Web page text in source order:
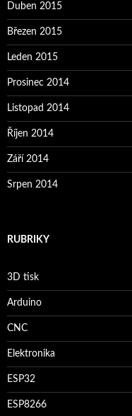
Duben 2015
Březen 2015
Leden 2015
Prosinec 2014
Listopad 2014
Říjen 2014
Září 2014
Srpen 2014
RUBRIKY
3D tisk
Arduino
CNC
Elektronika
ESP32
ESP8266